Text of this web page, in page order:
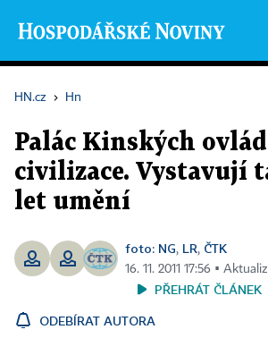
HN.cz › Hn
Palác Kinských
civilizace. Vystavují
let umění
foto: NG, LR, ČTK
16. 11. 2011 17:56 ▪
PŘEHRÁT ČLÁNEK
ODEBÍRAT AUTORA